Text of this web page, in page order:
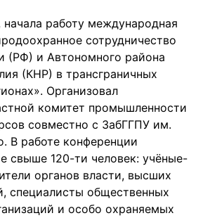
начала работу международная
сотрудничество
(РФ) и Автономного района
(КНР) в трансграничных
Организовал
комитет промышленности
совместно с ЗабГГПУ им.
В работе конференции
свыше 120-ти человек: учёные-
органов власти, высших
специалисты общественных
и особо охраняемых